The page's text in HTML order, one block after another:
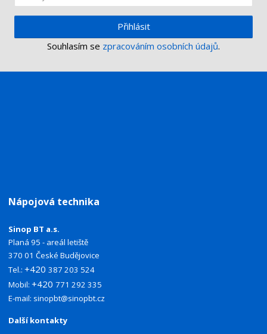
a
Přihlásit
Souhlasím se zpracováním osobních údajů.
Nápojová technika
Sinop BT a.s.
Planá 95 - areál letiště
370 01 České Budějovice
Tel.:+420387 203 524
Mobil:+420771 292 335
E-mail: sinopbt@sinopbt.cz
Další kontakty